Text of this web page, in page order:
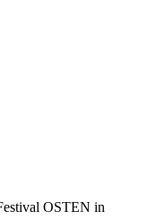
OSTEN in